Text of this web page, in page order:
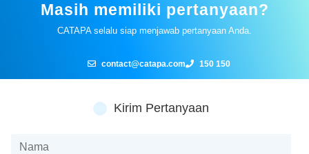
Masih memiliki pertanyaan?
CATAPA selalu siap menjawab pertanyaan Anda.
contact@catapa.com 150 150
Kirim Pertanyaan